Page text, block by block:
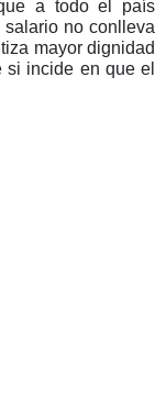
a todo el país
no conlleva
mayor dignidad
si incide en que el